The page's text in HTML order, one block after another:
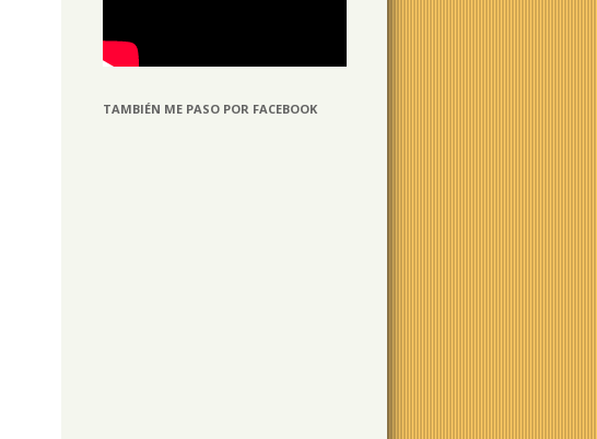
TAMBIÉN ME PASO POR FACEBOOK